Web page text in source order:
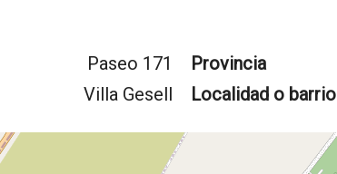
Paseo 171
Villa Gesell
Provincia
Localidad o barrio